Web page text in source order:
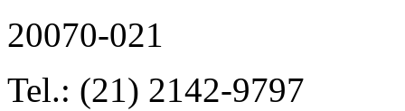
20070-021
Tel.: (21) 2142-9797